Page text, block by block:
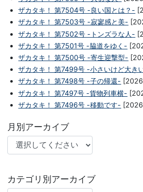
ザカタキ！ 第7504号 -良い国とは？-
ザカタキ！ 第7503号 -寂寥感と美-
ザカタキ！ 第7502号 -トンズラな人-
ザカタキ！ 第7501号 -脇道をゆく-
ザカタキ！ 第7500号 -寄生迎撃型-
ザカタキ！ 第7499号 -小さいけど大き
ザカタキ！ 第7498号 -子の帰還-
ザカタキ！ 第7497号 -貨物列車横-
ザカタキ！ 第7496号 -移動です-
月別アーカイブ
カテゴリ別アーカイブ